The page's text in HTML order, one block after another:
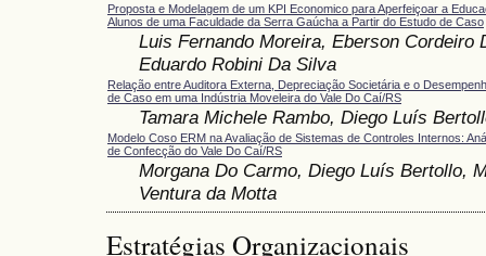
Proposta e Modelagem de um KPI Economico para Aperfeiçoar a
Alunos de uma Faculdade da Serra Gaúcha a Partir do Estudo de Caso
Luis Fernando Moreira, Eberson Cordeiro
Eduardo Robini Da Silva
Relação entre Auditora Externa, Depreciação Societária e o
de Caso em uma Indústria Moveleira do Vale Do Caí/RS
Tamara Michele Rambo, Diego Luís
Modelo Coso ERM na Avaliação de Sistemas de Controles Internos:
de Confecção do Vale Do Caí/RS
Morgana Do Carmo, Diego Luís Bertollo,
Ventura da Motta
Estratégias Organizacionais